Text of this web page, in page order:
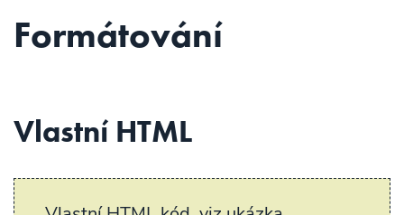
Formátování
Vlastní HTML